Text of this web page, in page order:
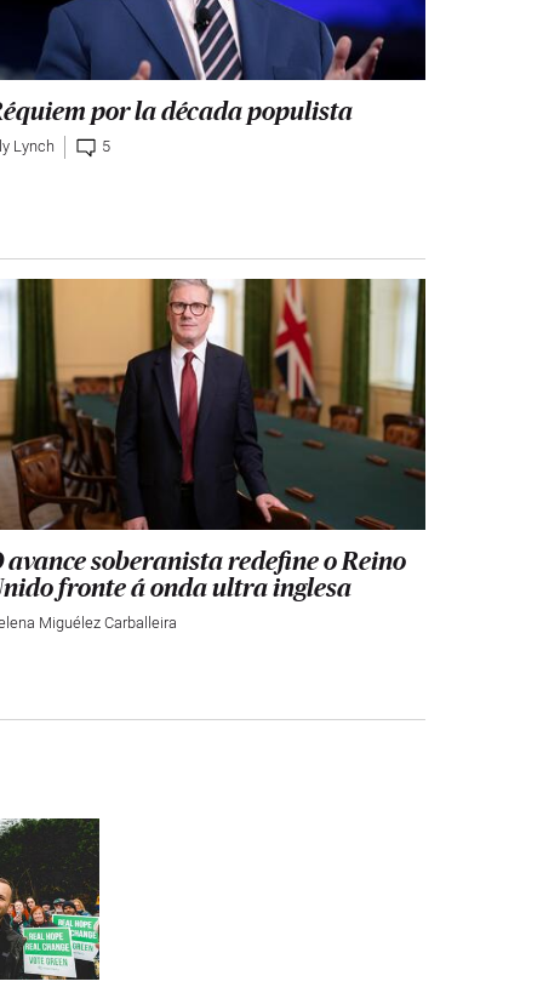
por la década populista
Lynch 5
avance soberanista redefine o Reino
fronte á onda ultra inglesa
Miguélez Carballeira